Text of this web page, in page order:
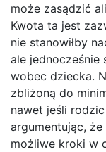
może zasądzić
Kwota ta jest
nie stanowiłby
ale jednocześnie
wobec dziecka.
zbliżoną do
nawet jeśli
argumentując,
możliwe kroki w